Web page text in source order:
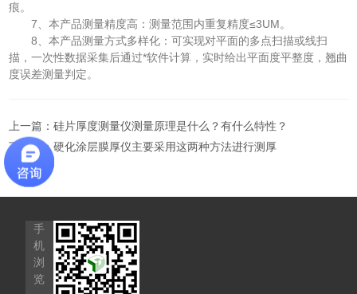
痕。
7、本产品测量精度高：测量范围内重复精度≤3UM。
8、本产品测量方式多样化：可实现对平面的多点扫描或线扫
描，一次性数据采集后通过*软件计算，实时给出平面度平整度，翘曲
度误差测量判定。
上一篇：硅片厚度测量仪测量原理是什么？有什么特性？
下一篇：硬化涂层膜厚仪主要采用这两种方法进行测厚
手
机
浏
览